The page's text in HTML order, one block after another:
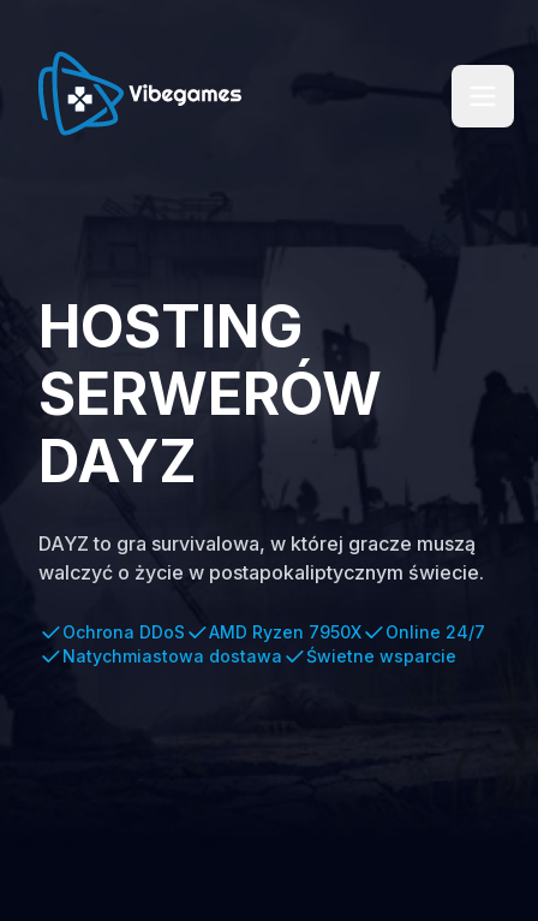
HOSTING
SERWERÓW
DAYZ
DAYZ to gra survivalowa, w której gracze muszą
walczyć o życie w postapokaliptycznym świecie.
Ochrona DDoS AMD Ryzen 7950X
Online 24/7
Natychmiastowa dostawa
Świetne wsparcie